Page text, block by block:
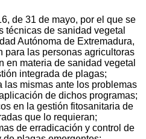
de 31 de mayo, por el que se
técnicas de sanidad vegetal
Autónoma de Extremadura,
para las personas agricultoras
en materia de sanidad vegetal
integrada de plagas;
las mismas ante los problemas
de dichos programas;
en la gestión fitosanitaria de
que lo requieran;
de erradicación y control de